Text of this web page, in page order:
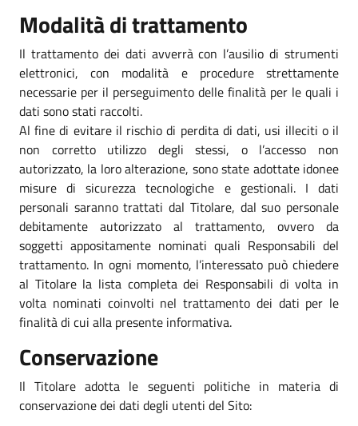
Modalità di trattamento
Il trattamento dei dati avverrà con l’ausilio di strumenti
elettronici, con modalità e procedure strettamente
necessarie per il perseguimento delle finalità per le quali i
dati sono stati raccolti.
Al fine di evitare il rischio di perdita di dati, usi illeciti o il
non corretto utilizzo degli stessi, o l’accesso non
autorizzato, la loro alterazione, sono state adottate idonee
misure di sicurezza tecnologiche e gestionali. I dati
personali saranno trattati dal Titolare, dal suo personale
debitamente autorizzato al trattamento, ovvero da
soggetti appositamente nominati quali Responsabili del
trattamento. In ogni momento, l’interessato può chiedere
al Titolare la lista completa dei Responsabili di volta in
volta nominati coinvolti nel trattamento dei dati per le
finalità di cui alla presente informativa.
Conservazione
Il Titolare adotta le seguenti politiche in materia di
conservazione dei dati degli utenti del Sito: